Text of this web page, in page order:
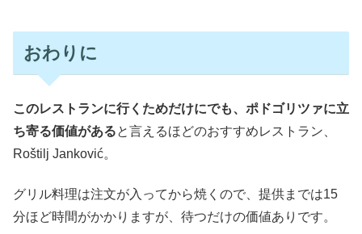
おわりに
このレストランに行くためだけにでも、ポドゴリツァに立
ち寄る価値があると言えるほどのおすすめレストラン、
Roštilj Janković。
グリル料理は注文が入ってから焼くので、提供までは15
分ほど時間がかかりますが、待つだけの価値ありです。